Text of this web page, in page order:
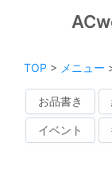
TOP > メニュー
お品書き
イベント